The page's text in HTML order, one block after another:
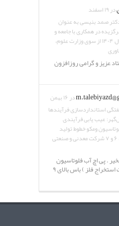
در ۱۹ اسفند
صمد بنیسی به عنوان
در همکاری با جامعه و
صنعت در سال ۱۴۰۴ از سوی وزارت علوم،
عزیز و گرامی روزافزون
در ۱۶ بهمن
استانداردسازی فرآیندها
عیب یابی فرآیندی
ومکو خطوط تولید
کنسانتره ۵، ۶ و ۷ شرکت معدنی و صنعتی
. پی اچ آب فلوتاسیون
کارگاه ( جهت استخراج فلز ) باس بالای ۹